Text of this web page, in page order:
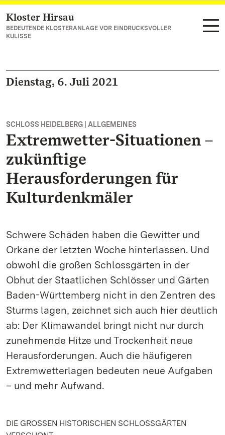
Zum Hauptinhalt springen
Kloster Hirsau
BEDEUTENDE KLOSTERANLAGE VOR EINDRUCKSVOLLER
KULISSE
Dienstag, 6. Juli 2021
SCHLOSS HEIDELBERG | ALLGEMEINES
Extremwetter-Situationen –
zukünftige
Herausforderungen für
Kulturdenkmäler
Schwere Schäden haben die Gewitter und
Orkane der letzten Woche hinterlassen. Und
obwohl die großen Schlossgärten in der
Obhut der Staatlichen Schlösser und Gärten
Baden-Württemberg nicht in den Zentren des
Sturms lagen, zeichnet sich auch hier deutlich
ab: Der Klimawandel bringt nicht nur durch
zunehmende Hitze und Trockenheit neue
Herausforderungen. Auch die häufigeren
Extremwetterlagen bedeuten neue Aufgaben
– und mehr Aufwand.
DIE GROSSEN HISTORISCHEN SCHLOSSGÄRTEN